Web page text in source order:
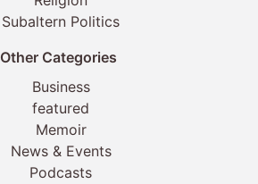
Subaltern Politics
Other Categories
Business
featured
Memoir
News & Events
Podcasts